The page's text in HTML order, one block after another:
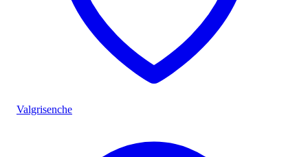
Valgrisenche